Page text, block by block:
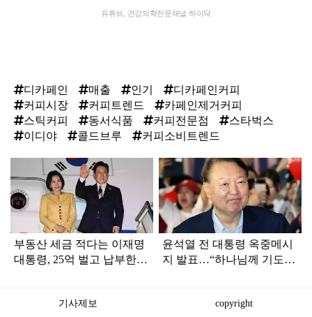
유튜브, 건강의학전문채널 하이닥
디카페인 매출 인기
디카페인커피
커피시장
커피트렌드
카페인제거커피
스틱커피
동서식품 커피전문점
스타벅스
이디야
콜드브루 커피소비트렌드
라
인
부동산 세금 적다는 이재명
대통령, 25억 벌고 납부한
윤석열 전 대통령 옥중메시
지 발표…“하나님께 기도드
기사제보 copyright